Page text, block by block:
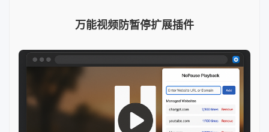
万能视频防暂停扩展插件